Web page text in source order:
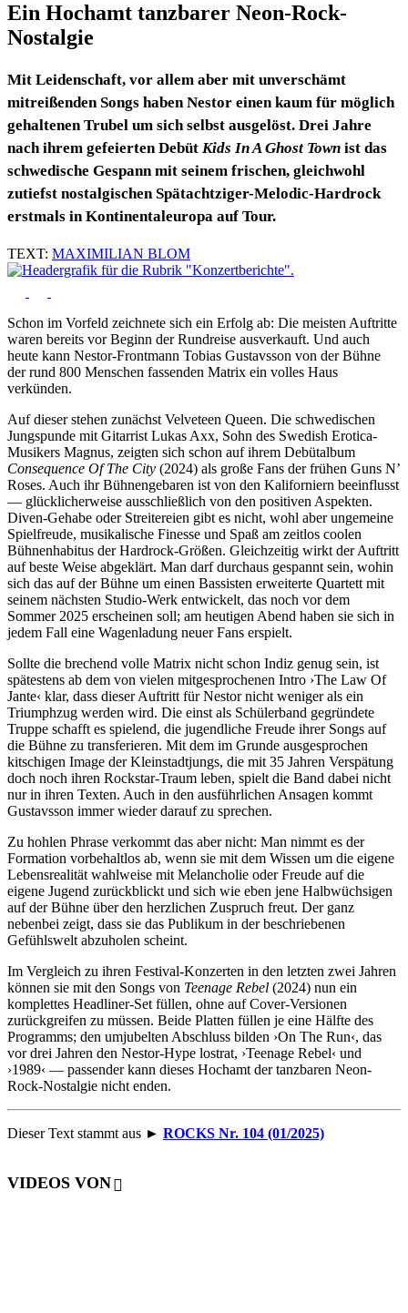
Ein Hochamt tanzbarer Neon-Rock-
Nostalgie
Mit Leidenschaft, vor allem aber mit unverschämt
mitreißenden Songs haben Nestor einen kaum für möglich
gehaltenen Trubel um sich selbst ausgelöst. Drei Jahre
nach ihrem gefeierten Debüt Kids In A Ghost Town ist das
schwedische Gespann mit seinem frischen, gleichwohl
zutiefst nostalgischen Spätachtziger-Melodic-Hardrock
erstmals in Kontinentaleuropa auf Tour.
TEXT: MAXIMILIAN BLOM
Schon im Vorfeld zeichnete sich ein Erfolg ab: Die meisten Auftritte
waren bereits vor Beginn der Rundreise ausverkauft. Und auch
heute kann Nestor-Frontmann Tobias Gustavsson von der Bühne
der rund 800 Menschen fassenden Matrix ein volles Haus
verkünden.
Auf dieser stehen zunächst Velveteen Queen. Die schwedischen
Jungspunde mit Gitarrist Lukas Axx, Sohn des Swedish Erotica-
Musikers Magnus, zeigten sich schon auf ihrem Debütalbum
Consequence Of The City (2024) als große Fans der frühen Guns N’
Roses. Auch ihr Bühnengebaren ist von den Kaliforniern beeinflusst
— glücklicherweise ausschließlich von den positiven Aspekten.
Diven-Gehabe oder Streitereien gibt es nicht, wohl aber ungemeine
Spielfreude, musikalische Finesse und Spaß am zeitlos coolen
Bühnenhabitus der Hardrock-Größen. Gleichzeitig wirkt der Auftritt
auf beste Weise abgeklärt. Man darf durchaus gespannt sein, wohin
sich das auf der Bühne um einen Bassisten erweiterte Quartett mit
seinem nächsten Studio-Werk entwickelt, das noch vor dem
Sommer 2025 erscheinen soll; am heutigen Abend haben sie sich in
jedem Fall eine Wagenladung neuer Fans erspielt.
Sollte die brechend volle Matrix nicht schon Indiz genug sein, ist
spätestens ab dem von vielen mitgesprochenen Intro ›The Law Of
Jante‹ klar, dass dieser Auftritt für Nestor nicht weniger als ein
Triumphzug werden wird. Die einst als Schülerband gegründete
Truppe schafft es spielend, die jugendliche Freude ihrer Songs auf
die Bühne zu transferieren. Mit dem im Grunde ausgesprochen
kitschigen Image der Kleinstadtjungs, die mit 35 Jahren Verspätung
doch noch ihren Rockstar-Traum leben, spielt die Band dabei nicht
nur in ihren Texten. Auch in den ausführlichen Ansagen kommt
Gustavsson immer wieder darauf zu sprechen.
Zu hohlen Phrase verkommt das aber nicht: Man nimmt es der
Formation vorbehaltlos ab, wenn sie mit dem Wissen um die eigene
Lebensrealität wahlweise mit Melancholie oder Freude auf die
eigene Jugend zurückblickt und sich wie eben jene Halbwüchsigen
auf der Bühne über den herzlichen Zuspruch freut. Der ganz
nebenbei zeigt, dass sie das Publikum in der beschriebenen
Gefühlswelt abzuholen scheint.
Im Vergleich zu ihren Festival-Konzerten in den letzten zwei Jahren
können sie mit den Songs von Teenage Rebel (2024) nun ein
komplettes Headliner-Set füllen, ohne auf Cover-Versionen
zurückgreifen zu müssen. Beide Platten füllen je eine Hälfte des
Programms; den umjubelten Abschluss bilden ›On The Run‹, das
vor drei Jahren den Nestor-Hype lostrat, ›Teenage Rebel‹ und
›1989‹ — passender kann dieses Hochamt der tanzbaren Neon-
Rock-Nostalgie nicht enden.
Dieser Text stammt aus ► ROCKS Nr. 104 (01/2025)
VIDEOS VON